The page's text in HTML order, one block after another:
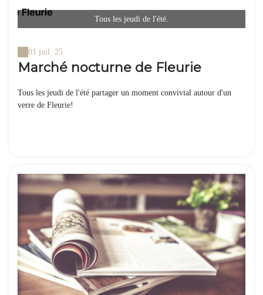
Tous les jeudi de l'été.
01 juil. 25
Marché nocturne de Fleurie
Tous les jeudi de l'été partager un moment convivial autour d'un
verre de Fleurie!